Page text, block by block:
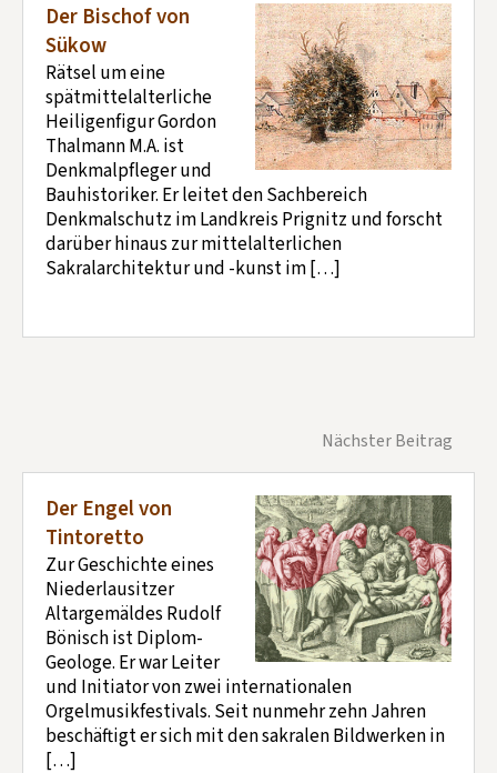
Der Bischof von
Sükow
Rätsel um eine
spätmittelalterliche
Heiligenfigur Gordon
Thalmann M.A. ist
Denkmalpfleger und
Bauhistoriker. Er leitet den Sachbereich
Denkmalschutz im Landkreis Prignitz und forscht
darüber hinaus zur mittelalterlichen
Sakralarchitektur und -kunst im […]
Nächster Beitrag
Der Engel von
Tintoretto
Zur Geschichte eines
Niederlausitzer
Altargemäldes Rudolf
Bönisch ist Diplom-
Geologe. Er war Leiter
und Initiator von zwei internationalen
Orgelmusikfestivals. Seit nunmehr zehn Jahren
beschäftigt er sich mit den sakralen Bildwerken in
[…]